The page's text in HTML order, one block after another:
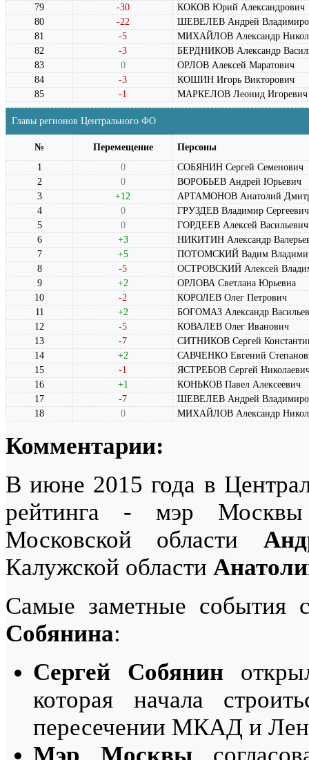
79
-30
КОКОВ Юрий Александрович
80
-22
ШЕВЕЛЕВ Андрей
81
-5
МИХАЙЛОВ Александр
82
-3
БЕРДНИКОВ Александр
83
0
ОРЛОВ Алексей Маратович
84
-3
КОШИН Игорь Викторович
85
-1 МАРКЕЛОВ Леонид Игоревич
Главы регионов Центрального ФО
№ Перемещение
Персоны
1
0
СОБЯНИН Сергей Семенович
2
0
ВОРОБЬЕВ Андрей Юрьевич
3
+12
АРТАМОНОВ Анатолий
4
0
ГРУЗДЕВ Владимир Сергеевич
5
0
ГОРДЕЕВ Алексей Васильевич
6
+3
НИКИТИН Александр
7
+5
ПОТОМСКИЙ Вадим
8
-5
ОСТРОВСКИЙ Алексей
9
+2
ОРЛОВА Светлана Юрьевна
10
-2
КОРОЛЕВ Олег Петрович
11
+2
БОГОМАЗ Александр
12
-5
КОВАЛЕВ Олег Иванович
13
-7
СИТНИКОВ Сергей
14
+2
САВЧЕНКО Евгений
15
-1
ЯСТРЕБОВ Сергей
16
+1
КОНЬКОВ Павел Алексеевич
17
-7
ШЕВЕЛЕВ Андрей
18
0 МИХАЙЛОВ Александр
Комментарии:
В июне 2015 года в
рейтинга - мэр
Московской области
Калужской области
Самые заметные
Собянина:
Сергей Собянин
которая начала
пересечении МКАД и